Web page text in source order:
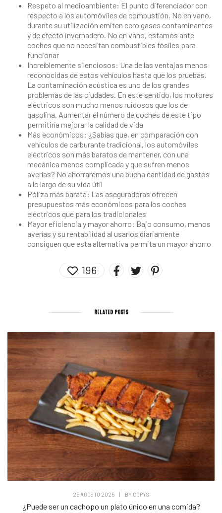
Respeto al medioambiente: El punto diferenciador con
respecto a los automóviles de combustión. No en vano,
durante su utilización emiten cero gases contaminantes
y de efecto invernadero. No en vano, estamos ante
coches que no necesitan combustibles fósiles para
funcionar
Increíblemente silenciosos: Una de las ventajas menos
reconocidas de estos vehículos hasta que los pruebas.
La contaminación acústica es uno de los grandes
problemas de las ciudades. En este sentido, los motores
eléctricos son mucho menos ruidosos que los de
gasolina. Aumentar el número de coches de este tipo
permitiría mejorar la calidad de vida
Más económicos: ¿Sabías que, en comparación con
vehículos de carburante tradicional, los automóviles
eléctricos son más baratos de mantener, con una
mecánica menos complicada y que sufren menos
averías? No ahorraremos una buena cantidad de gastos
a lo largo de su vida útil
Póliza más barata: Las aseguradoras ofrecen
presupuestos más económicos para los coches
eléctricos que para los tradicionales
Mayor eficiencia y mayor ahorro: Bajo consumo, menos
averías y su rentabilidad al usarlos diariamente
consiguen que esta alternativa permita un mayor ahorro
196
RELATED POSTS
25 AGOSTO 2025 | BY COPYS
¿Puede ser un cachopo un plato único en una comida?